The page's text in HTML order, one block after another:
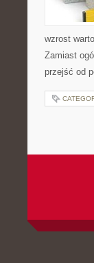
wzrost
Zamiast
przejść od